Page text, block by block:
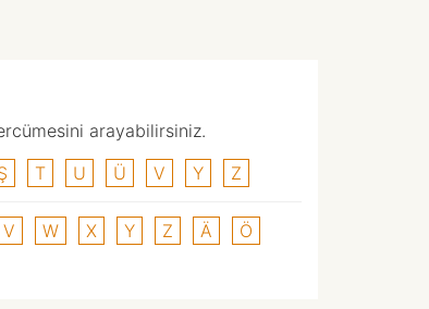
arayabilirsiniz.
T U Ü V Y Z
V W X Y Z Ä
Ö